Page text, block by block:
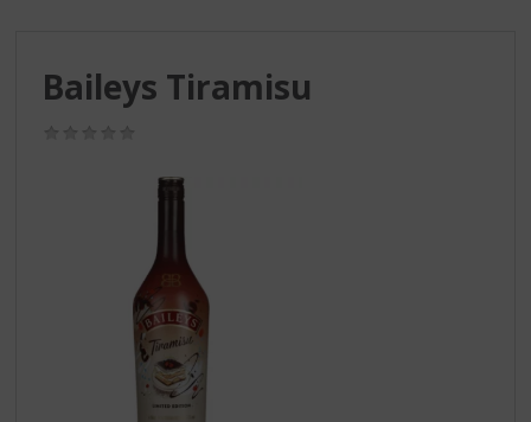
Baileys Tiramisu